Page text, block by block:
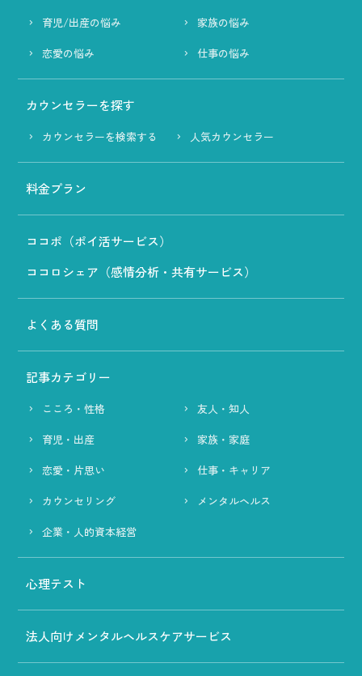
育児/出産の悩み
家族の悩み
恋愛の悩み
仕事の悩み
カウンセラーを探す
カウンセラーを検索する 人気カウンセラー
料金プラン
ココポ（ポイ活サービス）
ココロシェア（感情分析・共有サービス）
よくある質問
記事カテゴリー
こころ・性格
友人・知人
育児・出産
家族・家庭
恋愛・片思い
仕事・キャリア
カウンセリング
メンタルヘルス
企業・人的資本経営
心理テスト
法人向けメンタルヘルスケアサービス